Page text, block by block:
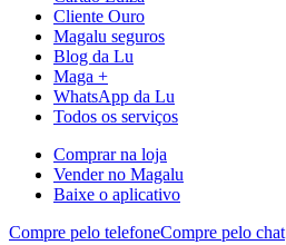
Cliente Ouro
Magalu seguros
Blog da Lu
Maga +
WhatsApp da Lu
Todos os serviços
Comprar na loja
Vender no Magalu
Baixe o aplicativo
Compre pelo telefoneCompre pelo chat